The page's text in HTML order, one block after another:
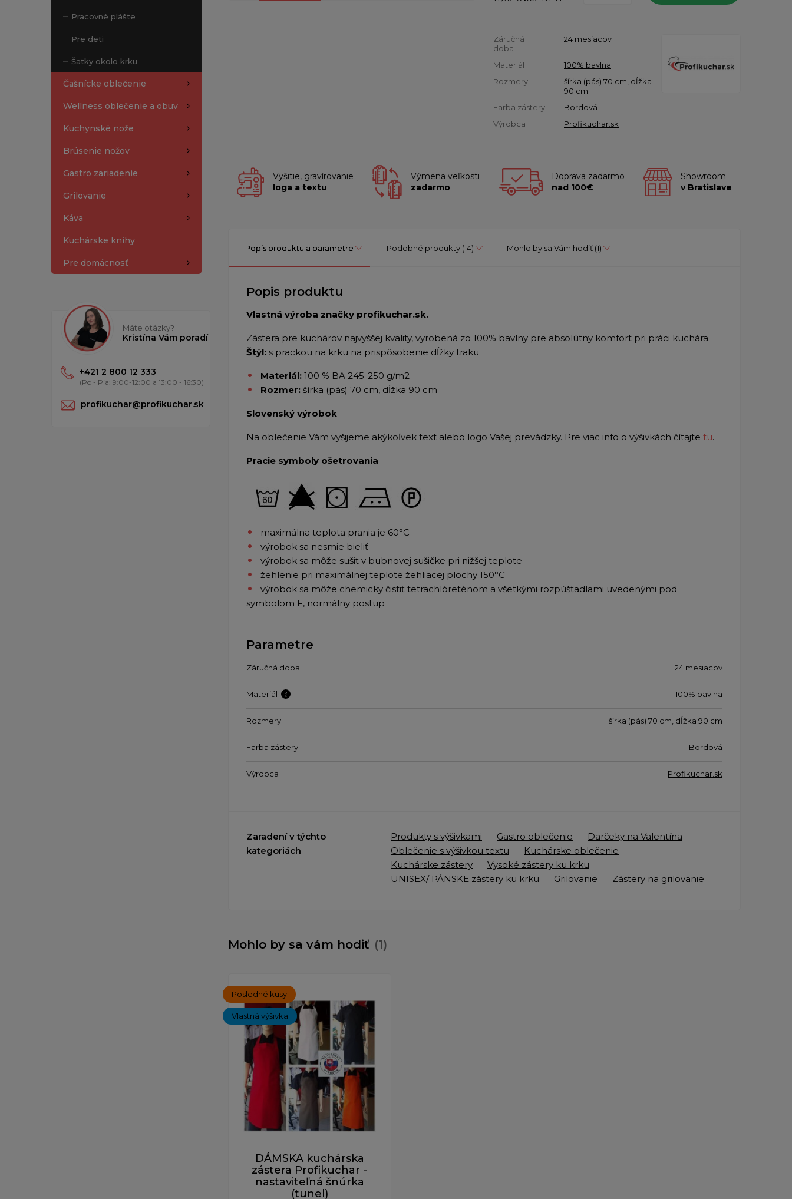
Pracovné plášte
Pre deti
Šatky okolo krku
Čašnícke oblečenie
Wellness oblečenie a obuv
Kuchynské nože
Brúsenie nožov
Gastro zariadenie
Grilovanie
Káva
Kuchárske knihy
Pre domácnosť
Máte otázky?
Kristína Vám poradí
+421 2 800 12 333
(Po - Pia: 9:00-12:00 a 13:00 - 16:30)
profikuchar@profikuchar.sk
Záručná
doba
24 mesiacov
Materiál
100% bavlna
Rozmery
šírka (pás) 70 cm, dĺžka
90 cm
Farba zástery
Bordová
Výrobca
Profikuchar.sk
Vyšitie, gravírovanie
loga a textu
Výmena veľkosti
zadarmo
Doprava zadarmo
nad 100€
Showroom
v Bratislave
Popis produktu a parametre Podobné produkty (14) Mohlo by sa Vám hodiť (1)
Popis produktu
Vlastná výroba značky profikuchar.sk.
Zástera pre kuchárov najvyššej kvality, vyrobená zo 100% bavlny pre absolútny komfort pri práci kuchára.
Štýl: s prackou na krku na prispôsobenie dĺžky traku
Materiál: 100 % BA 245-250 g/m2
Rozmer: šírka (pás) 70 cm, dĺžka 90 cm
Slovenský výrobok
Na oblečenie Vám vyšijeme akýkoľvek text alebo logo Vašej prevádzky. Pre viac info o výšivkách čítajte tu.
Pracie symboly ošetrovania
maximálna teplota prania je 60°C
výrobok sa nesmie bieliť
výrobok sa môže sušiť v bubnovej sušičke pri nižšej teplote
žehlenie pri maximálnej teplote žehliacej plochy 150°C
výrobok sa môže chemicky čistiť tetrachlóreténom a všetkými rozpúšťadlami uvedenými pod
symbolom F, normálny postup
Parametre
Záručná doba 24 mesiacov
Materiál 100% bavlna
Rozmery šírka (pás) 70 cm, dĺžka 90 cm
Farba zástery Bordová
Výrobca Profikuchar.sk
Zaradení v týchto
kategoriách
Produkty s výšivkami Gastro oblečenie
Darčeky na Valentína
Oblečenie s výšivkou textu
Kuchárske oblečenie
Kuchárske zástery
Vysoké zástery ku krku
UNISEX/ PÁNSKE zástery ku krku
Grilovanie Zástery na grilovanie
Mohlo by sa vám hodiť (1)
Posledné kusy
Vlastná výšivka
DÁMSKA kuchárska
zástera Profikuchar -
nastaviteľná šnúrka
(tunel)